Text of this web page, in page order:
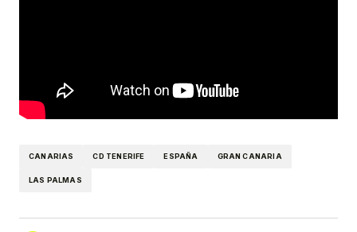
CANARIAS CD TENERIFE ESPAÑA GRAN CANARIA
LAS PALMAS